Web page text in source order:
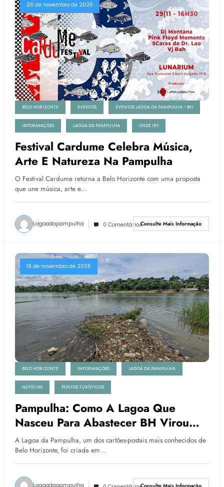
26 de novembro de 2025
BELO HORIZONTE EVENTOS EVENTOS LAGOA DA PAMPULHA - BH
INFORMAÇÕES LAGOA DA PAMPULHA ONDE IR?
Festival Cardume Celebra Música,
Arte E Natureza Na Pampulha
O Festival Cardume retorna a Belo Horizonte com uma proposta
que une música, arte e…
Lagoadapampulha 0 ComentáriosConsulte Mais Informação
19 de novembro de 2025
BELO HORIZONTE INFORMAÇÕES LAGOA DA PAMPULHA
NOTÍCIAS PONTOS TURÍSTICOS
Pampulha: Como A Lagoa Que
Nasceu Para Abastecer BH Virou
Símbolo De Descaso Ambiental
A Lagoa da Pampulha, um dos cartões-postais mais conhecidos de
Belo Horizonte, foi criada em…
Lagoadapampulha